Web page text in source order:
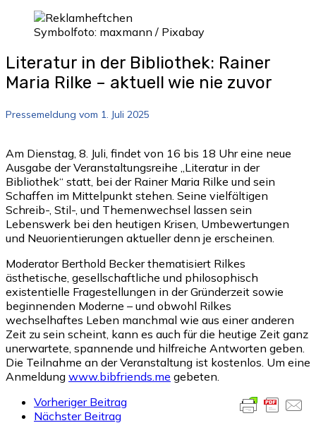
Symbolfoto: maxmann / Pixabay
Literatur in der Bibliothek: Rainer
Maria Rilke – aktuell wie nie zuvor
Pressemeldung vom 1. Juli 2025
Am Dienstag, 8. Juli, findet von 16 bis 18 Uhr eine neue
Ausgabe der Veranstaltungsreihe „Literatur in der
Bibliothek“ statt, bei der Rainer Maria Rilke und sein
Schaffen im Mittelpunkt stehen. Seine vielfältigen
Schreib-, Stil-, und Themenwechsel lassen sein
Lebenswerk bei den heutigen Krisen, Umbewertungen
und Neuorientierungen aktueller denn je erscheinen.
Moderator Berthold Becker thematisiert Rilkes
ästhetische, gesellschaftliche und philosophisch
existentielle Fragestellungen in der Gründerzeit sowie
beginnenden Moderne – und obwohl Rilkes
wechselhaftes Leben manchmal wie aus einer anderen
Zeit zu sein scheint, kann es auch für die heutige Zeit ganz
unerwartete, spannende und hilfreiche Antworten geben.
Die Teilnahme an der Veranstaltung ist kostenlos. Um eine
Anmeldung www.bibfriends.me gebeten.
Vorheriger Beitrag
Nächster Beitrag